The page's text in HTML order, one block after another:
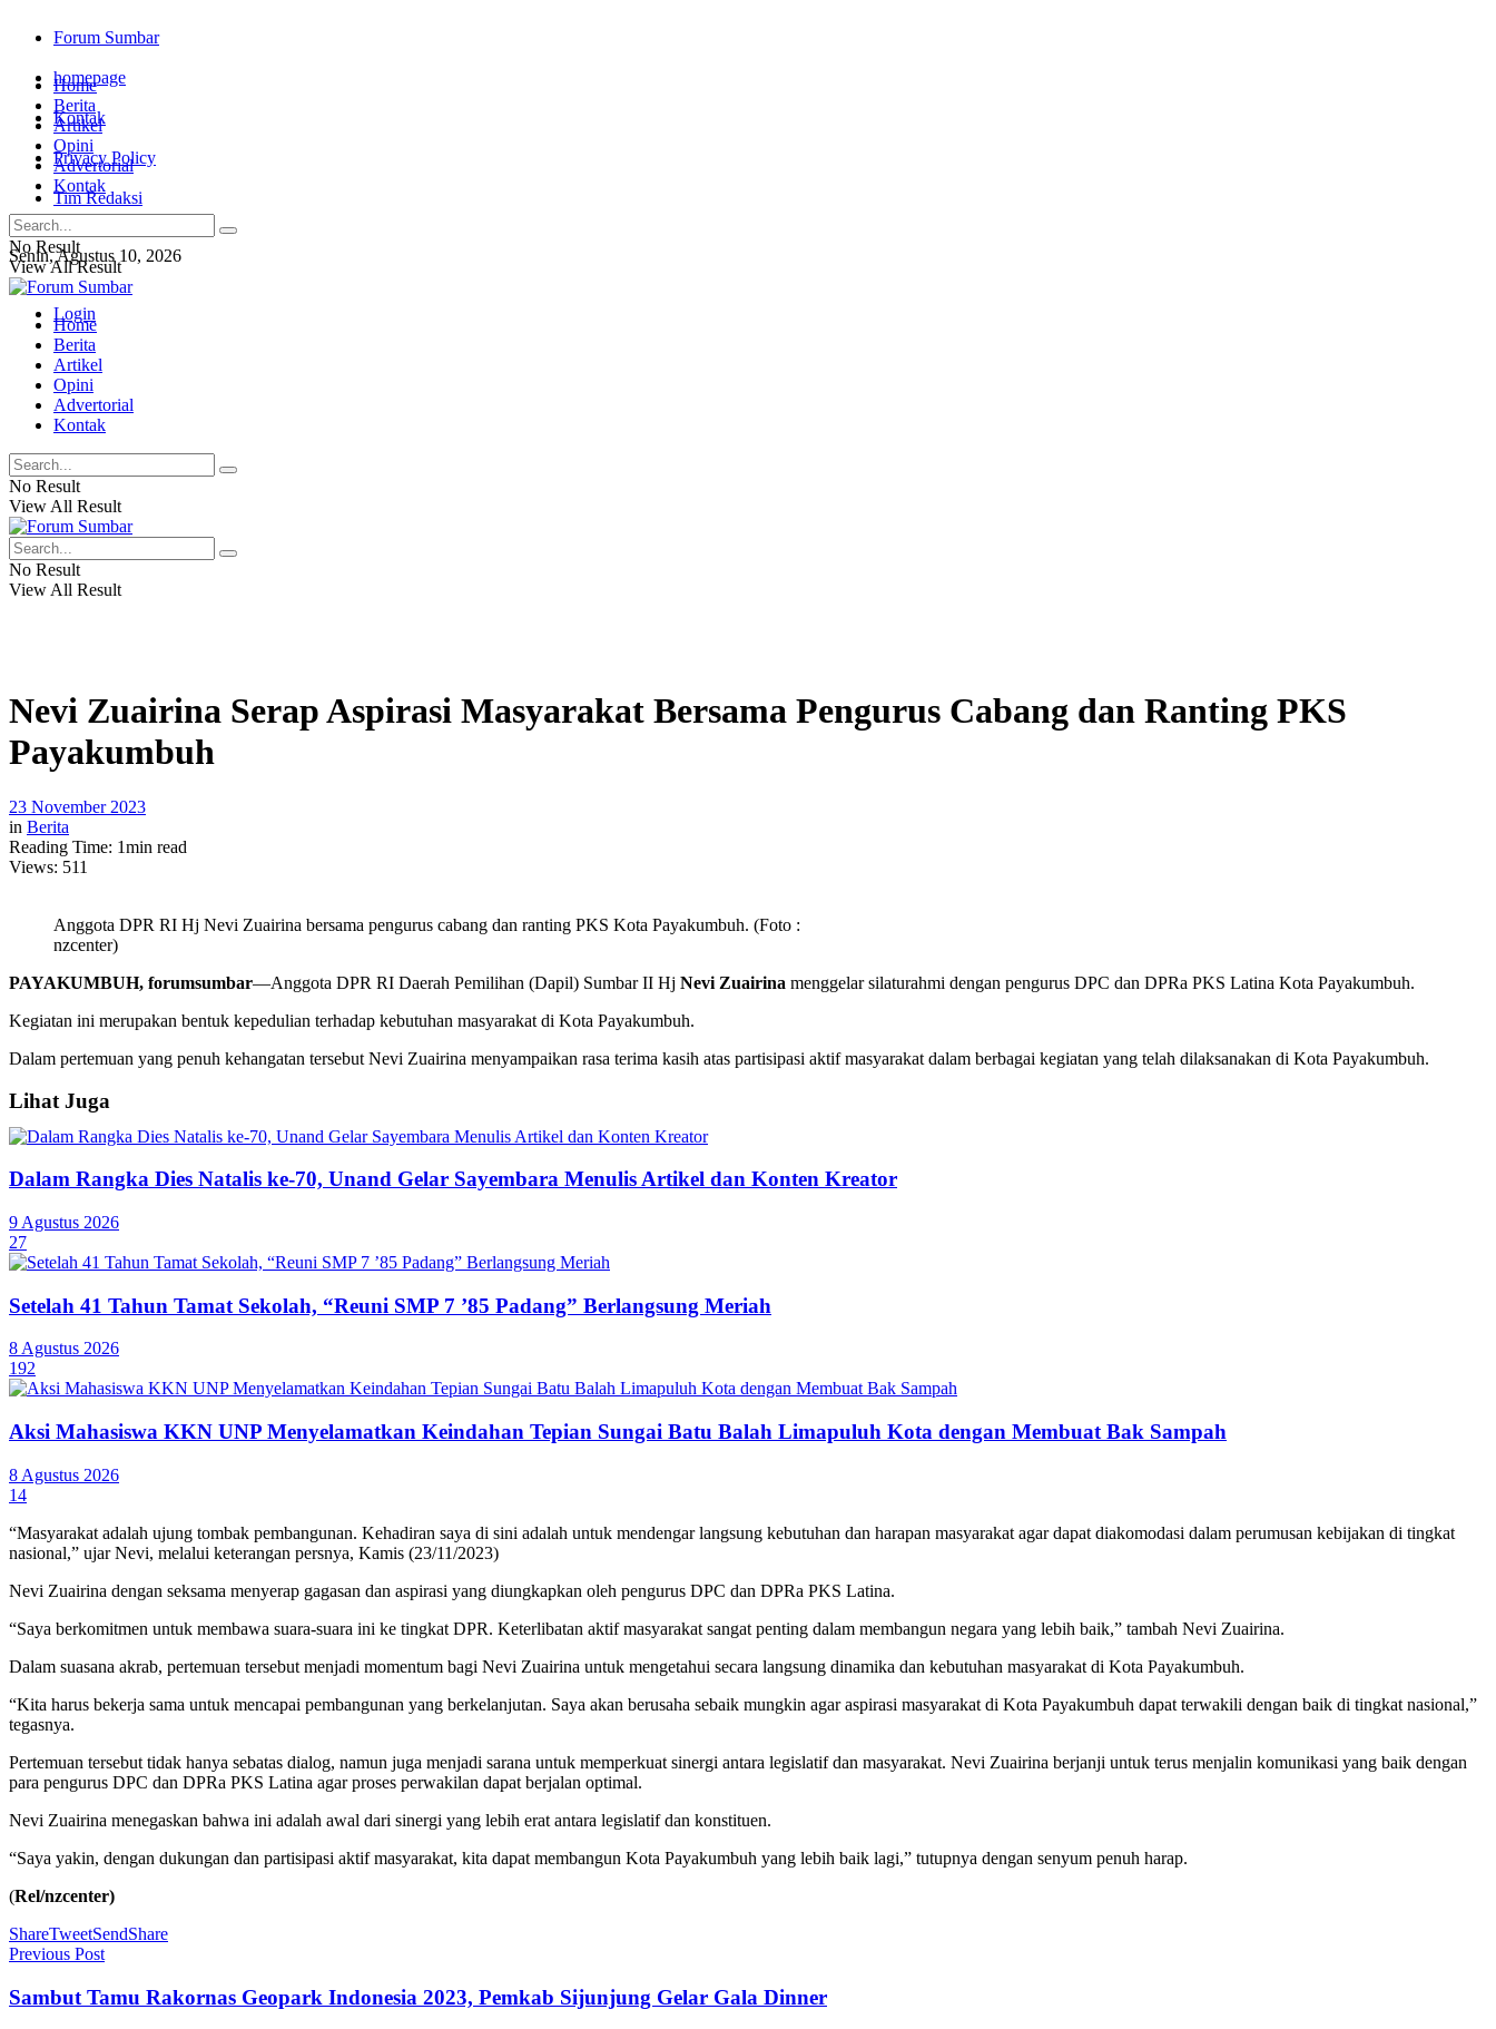
Forum Sumbar
homepage
Kontak
Privacy Policy
Tim Redaksi
Senin, Agustus 10, 2026
Login
Home
Berita
Artikel
Opini
Advertorial
Kontak
No Result
View All Result
Home
Berita
Artikel
Opini
Advertorial
Kontak
No Result
View All Result
No Result
View All Result
Nevi Zuairina Serap Aspirasi Masyarakat Bersama Pengurus Cabang dan Ranting PKS
Payakumbuh
23 November 2023
in Berita
Reading Time: 1min read
Views: 511
Anggota DPR RI Hj Nevi Zuairina bersama pengurus cabang dan ranting PKS Kota Payakumbuh. (Foto :
nzcenter)
PAYAKUMBUH, forumsumbar—Anggota DPR RI Daerah Pemilihan (Dapil) Sumbar II Hj Nevi Zuairina menggelar silaturahmi dengan pengurus DPC dan DPRa PKS Latina Kota Payakumbuh.
Kegiatan ini merupakan bentuk kepedulian terhadap kebutuhan masyarakat di Kota Payakumbuh.
Dalam pertemuan yang penuh kehangatan tersebut Nevi Zuairina menyampaikan rasa terima kasih atas partisipasi aktif masyarakat dalam berbagai kegiatan yang telah dilaksanakan di Kota Payakumbuh.
Lihat Juga
Dalam Rangka Dies Natalis ke-70, Unand Gelar Sayembara Menulis Artikel dan Konten Kreator
9 Agustus 2026
27
Setelah 41 Tahun Tamat Sekolah, “Reuni SMP 7 ’85 Padang” Berlangsung Meriah
8 Agustus 2026
192
Aksi Mahasiswa KKN UNP Menyelamatkan Keindahan Tepian Sungai Batu Balah Limapuluh Kota dengan Membuat Bak Sampah
8 Agustus 2026
14
“Masyarakat adalah ujung tombak pembangunan. Kehadiran saya di sini adalah untuk mendengar langsung kebutuhan dan harapan masyarakat agar dapat diakomodasi dalam perumusan kebijakan di tingkat
nasional,” ujar Nevi, melalui keterangan persnya, Kamis (23/11/2023)
Nevi Zuairina dengan seksama menyerap gagasan dan aspirasi yang diungkapkan oleh pengurus DPC dan DPRa PKS Latina.
“Saya berkomitmen untuk membawa suara-suara ini ke tingkat DPR. Keterlibatan aktif masyarakat sangat penting dalam membangun negara yang lebih baik,” tambah Nevi Zuairina.
Dalam suasana akrab, pertemuan tersebut menjadi momentum bagi Nevi Zuairina untuk mengetahui secara langsung dinamika dan kebutuhan masyarakat di Kota Payakumbuh.
“Kita harus bekerja sama untuk mencapai pembangunan yang berkelanjutan. Saya akan berusaha sebaik mungkin agar aspirasi masyarakat di Kota Payakumbuh dapat terwakili dengan baik di tingkat nasional,”
tegasnya.
Pertemuan tersebut tidak hanya sebatas dialog, namun juga menjadi sarana untuk memperkuat sinergi antara legislatif dan masyarakat. Nevi Zuairina berjanji untuk terus menjalin komunikasi yang baik dengan
para pengurus DPC dan DPRa PKS Latina agar proses perwakilan dapat berjalan optimal.
Nevi Zuairina menegaskan bahwa ini adalah awal dari sinergi yang lebih erat antara legislatif dan konstituen.
“Saya yakin, dengan dukungan dan partisipasi aktif masyarakat, kita dapat membangun Kota Payakumbuh yang lebih baik lagi,” tutupnya dengan senyum penuh harap.
(Rel/nzcenter)
ShareTweetSendShare
Previous Post
Sambut Tamu Rakornas Geopark Indonesia 2023, Pemkab Sijunjung Gelar Gala Dinner